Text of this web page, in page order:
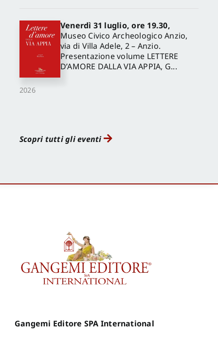
2026
Venerdì 31 luglio, ore 19.30,
Museo Civico Archeologico Anzio,
via di Villa Adele, 2 – Anzio.
Presentazione volume LETTERE
D’AMORE DALLA VIA APPIA, G...
Scopri tutti gli eventi
Gangemi Editore SPA International